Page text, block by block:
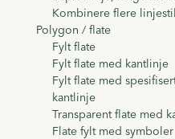
Kombinere flere
Polygon / flate
Fylt flate
Fylt flate med kantlinje
Fylt flate med
kantlinje
Transparent flate med
Flate fylt med symboler